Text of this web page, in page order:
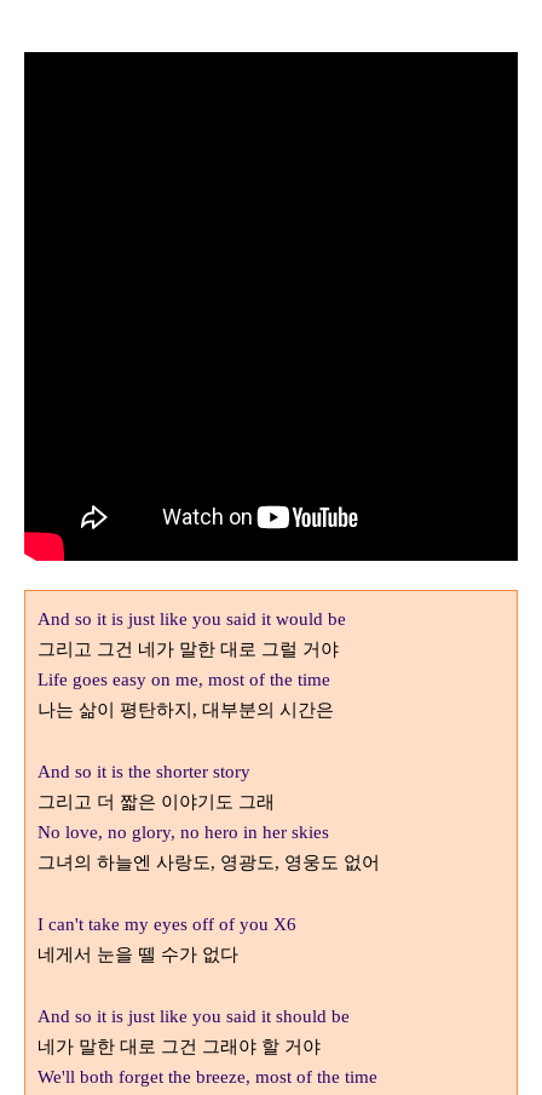
And so it is just like you said it would be
그리고 그건 네가 말한 대로 그럴 거야
Life goes easy on me, most of the time
나는 삶이 평탄하지, 대부분의 시간은
And so it is the shorter story
그리고 더 짧은 이야기도 그래
No love, no glory, no hero in her skies
그녀의 하늘엔 사랑도, 영광도, 영웅도 없어
I can't take my eyes off of you X6
네게서 눈을 뗄 수가 없다
And so it is just like you said it should be
네가 말한 대로 그건 그래야 할 거야
We'll both forget the breeze, most of the time